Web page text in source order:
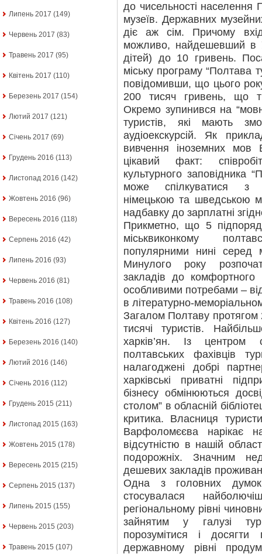
Липень 2017 (149)
Червень 2017 (83)
Травень 2017 (95)
Квітень 2017 (110)
Березень 2017 (154)
Лютий 2017 (121)
Січень 2017 (69)
Грудень 2016 (113)
Листопад 2016 (142)
Жовтень 2016 (96)
Вересень 2016 (118)
Серпень 2016 (42)
Липень 2016 (93)
Червень 2016 (81)
Травень 2016 (108)
Квітень 2016 (127)
Березень 2016 (140)
Лютий 2016 (146)
Січень 2016 (112)
Грудень 2015 (211)
Листопад 2015 (163)
Жовтень 2015 (178)
Вересень 2015 (215)
Серпень 2015 (137)
Липень 2015 (155)
Червень 2015 (203)
Травень 2015 (107)
до чисельності населення
музеїв. Державних
діє аж сім. Причому
можливо, найдешевший в
дітей) до 10 гривень.
міську програму “Полтава
повідомивши, що цього
200 тисяч гривень, що
Окремо зупинився на
туристів, які мають
аудіоекскурсій. Як
вивчення іноземних мов
цікавий факт:
культурного заповідника
може спілкуватися з
німецькою та шведською
надбавку до зарплатні
Прикметно, що 5
міськвиконкому
популярними нині серед
Минулого року
закладів до
особливими потребами –
в літературно-
Загалом Полтаву протягом
тисячі туристів.
харків’ян. Із центром
полтавських фахівців
налагоджені добрі
харківські приватні
бізнесу обмінюються
столом” в обласній
критика. Власниця
Варфоломєєва нарікає
відсутністю в нашій
подорожніх. Значним
дешевих закладів
Одна з головних
стосувалася
регіональному рівні
зайнятим у галузі
порозумітися і
державному рівні